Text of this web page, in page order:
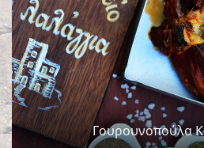
Γουρουνοπούλα